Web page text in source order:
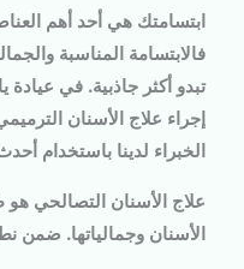
ابتسامتك هي أحد أهم
فالابتسامة المناسبة
تبدو أكثر جاذبية. في
إجراء علاج الأسنان
الخبراء لدينا باستخدام
علاج الأسنان التصالحي هو
الأسنان وجمالياتها. ضمن